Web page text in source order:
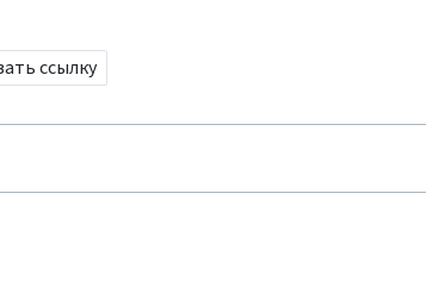
ссылку